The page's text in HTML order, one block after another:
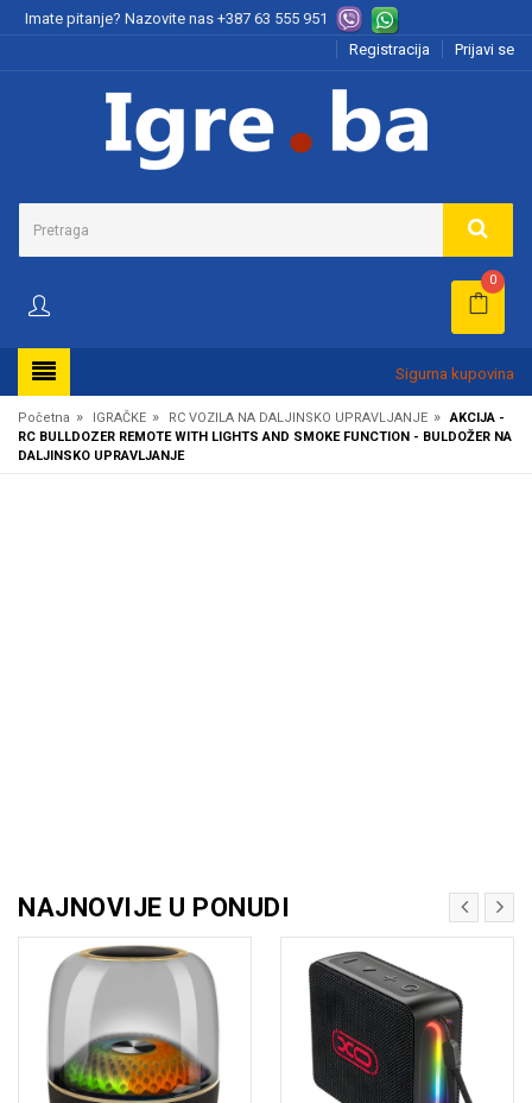
Imate pitanje? Nazovite nas +387 63 555 951
Registracija
Prijavi se
0
Sigurna kupovina
Početna » IGRAČKE » RC VOZILA NA DALJINSKO UPRAVLJANJE »
AKCIJA -
RC BULLDOZER REMOTE WITH LIGHTS AND SMOKE FUNCTION - BULDOŽER NA
DALJINSKO UPRAVLJANJE
NAJNOVIJE U PONUDI